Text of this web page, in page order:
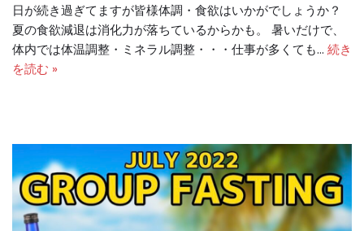
日が続き過ぎてますが皆様体調・食欲はいかがでしょうか？
夏の食欲減退は消化力が落ちているからかも。 暑いだけで、
体内では体温調整・ミネラル調整・・・仕事が多くても… 続き
を読む »